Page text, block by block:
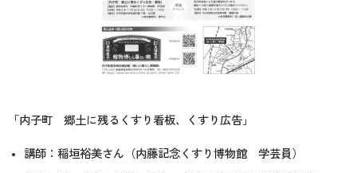
「内子町 郷土に残るくすり看板、くすり広告」
講師：稲垣裕美さん（内藤記念くすり博物館 学芸員）